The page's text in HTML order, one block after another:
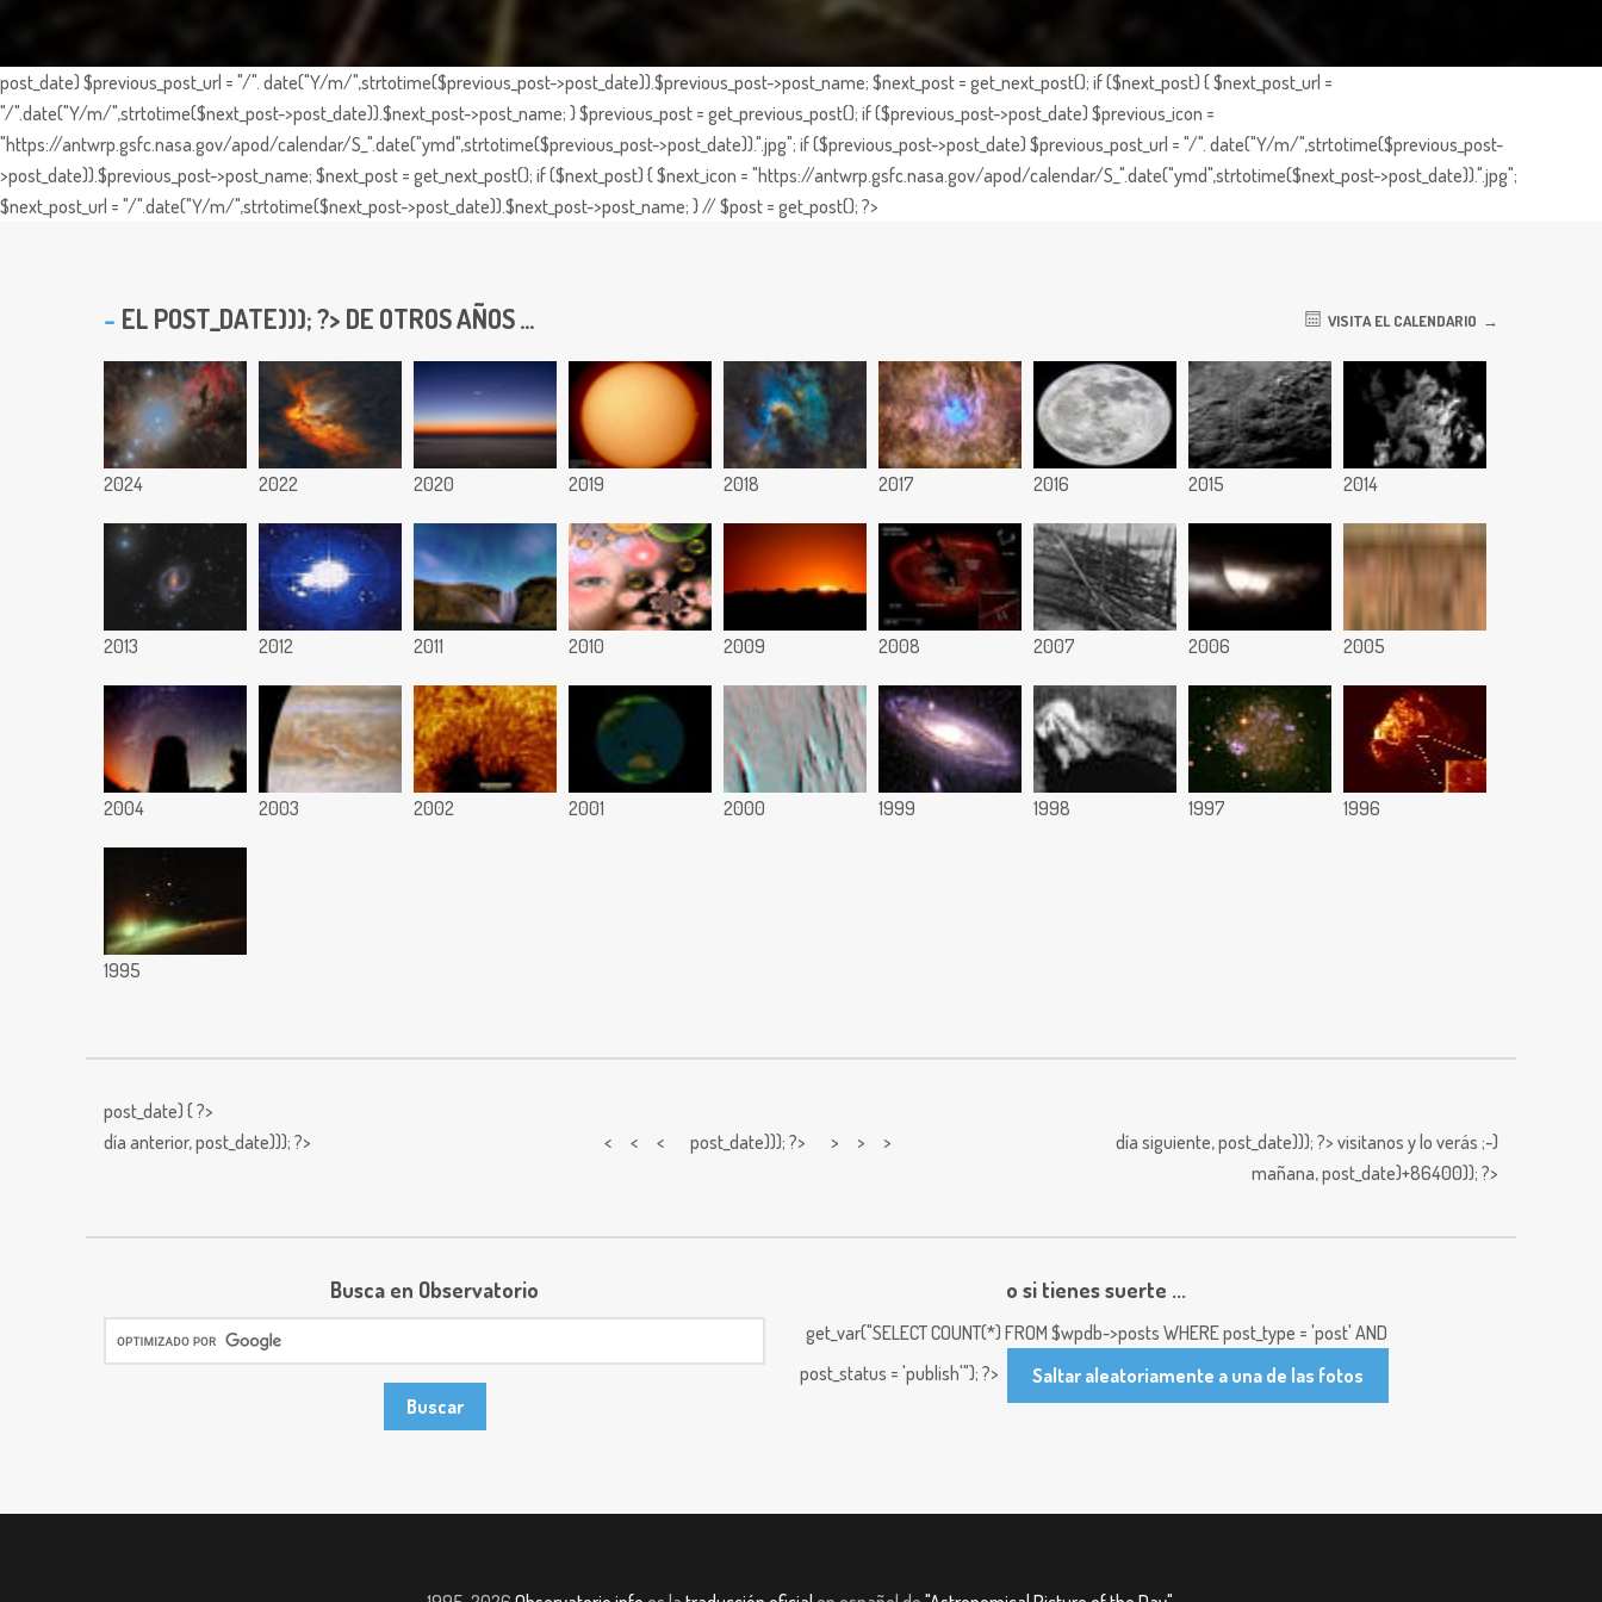
post_date) $previous_post_url = "/". date("Y/m/",strtotime($previous_post->post_date)).$previous_post->post_name; $next_post = get_next_post(); if ($next_post) { $next_post_url =
"/".date("Y/m/",strtotime($next_post->post_date)).$next_post->post_name; } $previous_post = get_previous_post(); if ($previous_post->post_date) $previous_icon =
"https://antwrp.gsfc.nasa.gov/apod/calendar/S_".date("ymd",strtotime($previous_post->post_date)).".jpg"; if ($previous_post->post_date) $previous_post_url = "/". date("Y/m/",strtotime($previous_post-
>post_date)).$previous_post->post_name; $next_post = get_next_post(); if ($next_post) { $next_icon = "https://antwrp.gsfc.nasa.gov/apod/calendar/S_".date("ymd",strtotime($next_post->post_date)).".jpg";
$next_post_url = "/".date("Y/m/",strtotime($next_post->post_date)).$next_post->post_name; } // $post = get_post(); ?>
EL POST_DATE))); ?> DE OTROS AÑOS ... VISITA EL CALENDARIO
2024 2022 2020 2019 2018 2017 2016 2015 2014
2013 2012 2011 2010 2009 2008 2007 2006 2005
2004 2003 2002 2001 2000 1999 1998 1997 1996
1995
post_date) { ?>
día anterior,post_date))); ?> < < < post_date))); ?> > > > día siguiente,post_date))); ?> visitanos y lo verás ;-)
mañana,post_date)+86400)); ?>
Busca en Observatorio o si tienes suerte ...
get_var("SELECT COUNT(*) FROM $wpdb->posts WHERE post_type = 'post' AND
post_status = 'publish'"); ?>
Saltar aleatoriamente a una de las fotos